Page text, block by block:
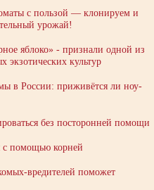
с пользой — клонируем и
урожай!
яблоко» - признали одной из
экзотических культур
в России: приживётся ли ноу-
без посторонней помощи
с помощью корней
вредителей поможет